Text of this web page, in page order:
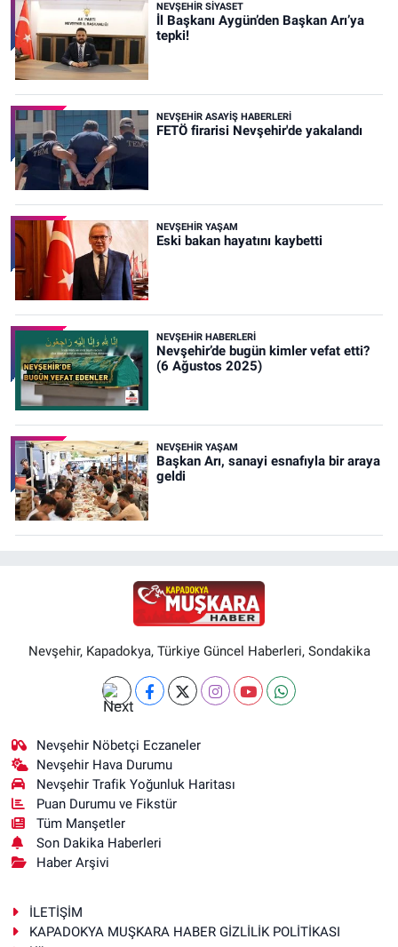
NEVŞEHIR SIYASET
İl Başkanı Aygün’den Başkan Arı’ya
tepki!
NEVŞEHIR ASAYIŞ HABERLERI
FETÖ firarisi Nevşehir'de yakalandı
NEVŞEHIR YAŞAM
Eski bakan hayatını kaybetti
NEVŞEHIR HABERLERI
Nevşehir’de bugün kimler vefat etti?
(6 Ağustos 2025)
NEVŞEHIR YAŞAM
Başkan Arı, sanayi esnafıyla bir araya
geldi
Nevşehir, Kapadokya, Türkiye Güncel Haberleri, Sondakika
Nevşehir Nöbetçi Eczaneler
Nevşehir Hava Durumu
Nevşehir Trafik Yoğunluk Haritası
Puan Durumu ve Fikstür
Tüm Manşetler
Son Dakika Haberleri
Haber Arşivi
İLETİŞİM
KAPADOKYA MUŞKARA HABER GİZLİLİK POLİTİKASI